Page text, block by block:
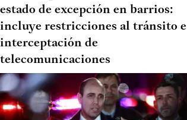
estado de excepción en barrios:
incluye restricciones al tránsito e
interceptación de
telecomunicaciones